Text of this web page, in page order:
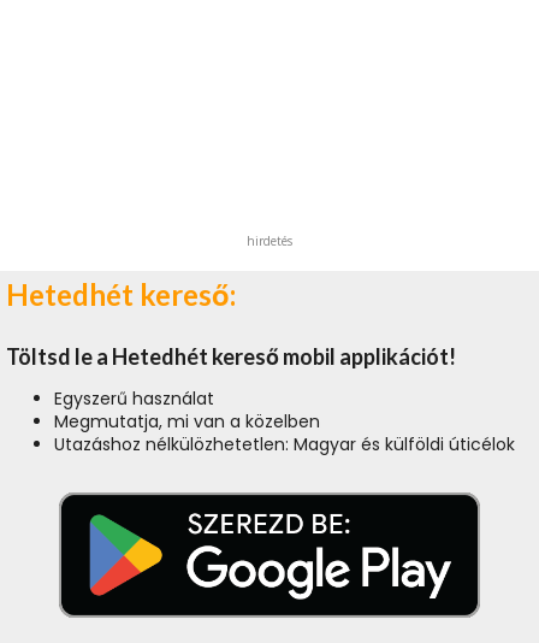
hirdetés
Hetedhét kereső:
Töltsd le a Hetedhét kereső mobil applikációt!
Egyszerű használat
Megmutatja, mi van a közelben
Utazáshoz nélkülözhetetlen: Magyar és külföldi úticélok